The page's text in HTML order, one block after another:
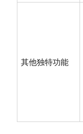
其他独特功能